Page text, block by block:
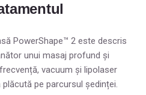
PowerShape™ 2 este descris
unui masaj profund și
vacuum și lipolaser
pe parcursul ședinței.